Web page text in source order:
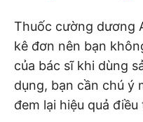
Thuốc cường dương
kê đơn nên bạn
của bác sĩ khi dùng
dụng, bạn cần chú ý
đem lại hiệu quả